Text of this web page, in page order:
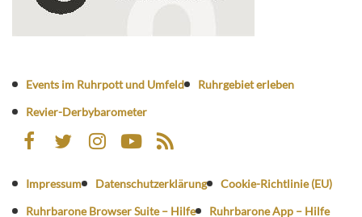
Events im Ruhrpott und Umfeld
Ruhrgebiet erleben
Revier-Derbybarometer
Impressum Datenschutzerklärung
Cookie-Richtlinie (EU)
Ruhrbarone Browser Suite – Hilfe
Ruhrbarone App – Hilfe